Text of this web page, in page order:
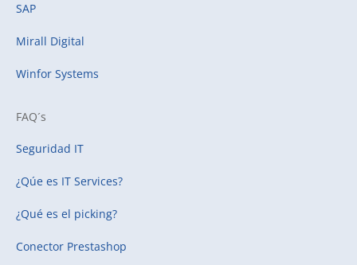
SAP
Mirall Digital
Winfor Systems
FAQ´s
Seguridad IT
¿Qúe es IT Services?
¿Qué es el picking?
Conector Prestashop